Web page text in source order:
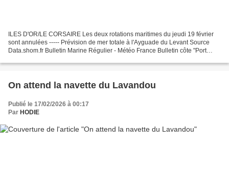
ILES D'OR/LE CORSAIRE Les deux rotations maritimes du jeudi 19 février
sont annulées ----- Prévision de mer totale à l'Ayguade du Levant Source
Data.shom.fr Bulletin Marine Régulier - Météo France Bulletin côte "Port
On attend la navette du Lavandou
Publié le 17/02/2026 à 00:17
Par HODIE